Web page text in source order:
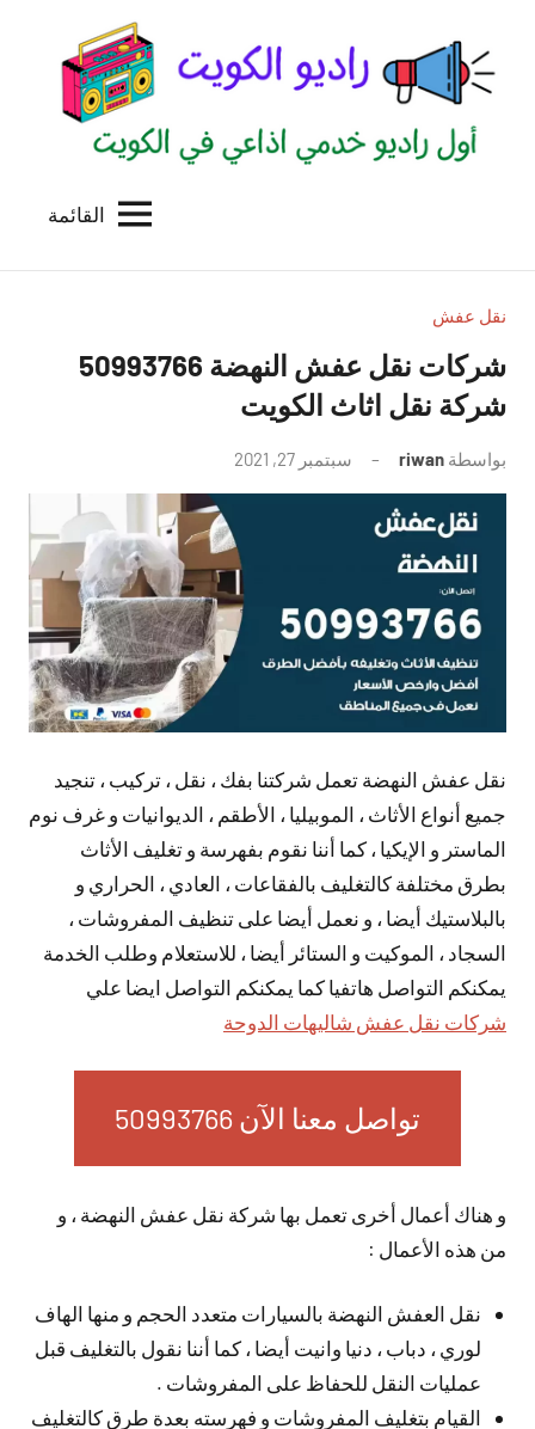
المحتوى
الكويت
للاعلانات
بالكويت
القائمة
نقل عفش
شركات نقل عفش النهضة 50993766
شركة نقل اثاث الكويت
بواسطة riwan سبتمبر 27, 2021
توجد
تعليقات
نقل عفش النهضة تعمل شركتنا بفك ، نقل ، تركيب ، تنجيد
جميع أنواع الأثاث ، الموبيليا ، الأطقم ، الديوانيات و غرف نوم
الماستر و الإيكيا ، كما أننا نقوم بفهرسة و تغليف الأثاث
بطرق مختلفة كالتغليف بالفقاعات ، العادي ، الحراري و
بالبلاستيك أيضا ، و نعمل أيضا على تنظيف المفروشات ،
السجاد ، الموكيت و الستائر أيضا ، للاستعلام وطلب الخدمة
يمكنكم التواصل هاتفيا كما يمكنكم التواصل ايضا علي
شركات نقل عفش شاليهات الدوحة
تواصل معنا الآن 50993766
و هناك أعمال أخرى تعمل بها شركة نقل عفش النهضة ، و
من هذه الأعمال :
نقل العفش النهضة بالسيارات متعدد الحجم و منها الهاف
لوري ، دباب ، دنيا وانيت أيضا ، كما أننا نقول بالتغليف قبل
عمليات النقل للحفاظ على المفروشات .
القيام بتغليف المفروشات و فهرسته بعدة طرق كالتغليف